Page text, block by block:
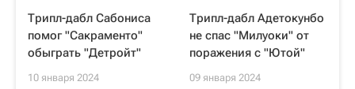
Трипл-дабл Сабониса
помог "Сакраменто"
обыграть "Детройт"
10 января 2024
Трипл-дабл Адетокунбо
не спас "Милуоки" от
поражения с "Ютой"
09 января 2024